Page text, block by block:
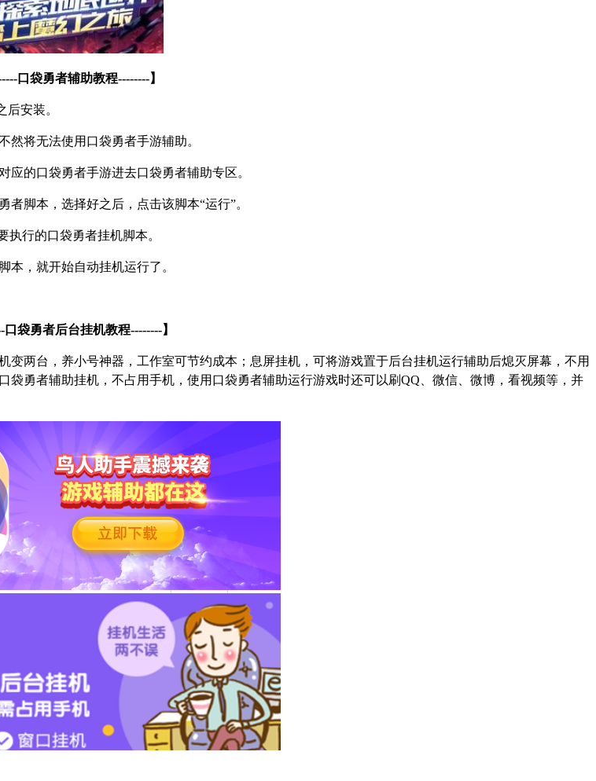
口袋勇者辅助教程--------】
后安装。
将无法使用口袋勇者手游辅助。
的口袋勇者手游进去口袋勇者辅助专区。
者脚本，选择好之后，点击该脚本“运行”。
行的口袋勇者挂机脚本。
本，就开始自动挂机运行了。
口袋勇者后台挂机教程--------】
两台，养小号神器，工作室可节约成本；息屏挂机，可将游戏置于后台挂机运行辅助后熄灭屏幕，不用
勇者辅助挂机，不占用手机，使用口袋勇者辅助运行游戏时还可以刷QQ、微信、微博，看视频等，并